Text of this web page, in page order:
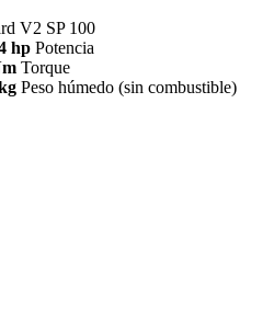
V2 SP 100
hp Potencia
Torque
Peso húmedo (sin combustible)